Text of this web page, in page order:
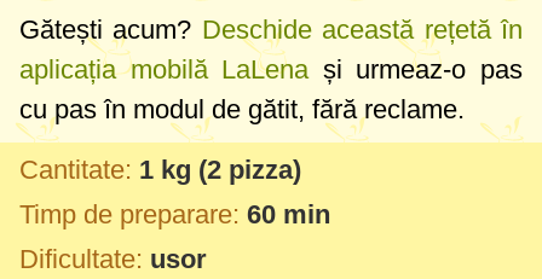
Gătești acum? Deschide această rețetă în
aplicația mobilă LaLenași urmeaz-o pas
cu pas în modul de gătit, fără reclame.
Cantitate: 1 kg (2 pizza)
Timp de preparare: 60 min
Dificultate: usor